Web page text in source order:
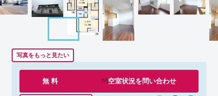
写真をもっと見たい
無 料 空室状況を問い合わせ